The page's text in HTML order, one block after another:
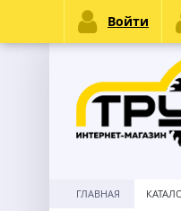
ГЛАВНАЯ
Войти